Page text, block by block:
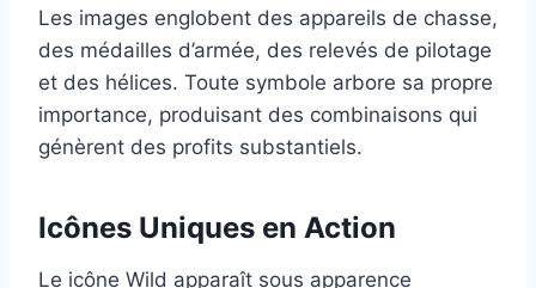
Les images englobent des appareils de chasse,
des médailles d’armée, des relevés de pilotage
et des hélices. Toute symbole arbore sa propre
importance, produisant des combinaisons qui
génèrent des profits substantiels.
Icônes Uniques en Action
Le icône Wild apparaît sous apparence